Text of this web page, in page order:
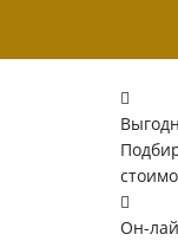
Он-